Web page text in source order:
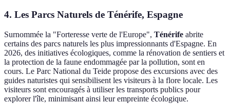
4. Les Parcs Naturels de Ténérife, Espagne
Surnommée la "Forteresse verte de l'Europe", Ténérife abrite
certains des parcs naturels les plus impressionnants d'Espagne. En
2026, des initiatives écologiques, comme la rénovation de sentiers et
la protection de la faune endommagée par la pollution, sont en
cours. Le Parc National du Teide propose des excursions avec des
guides naturistes qui sensibilisent les visiteurs à la flore locale. Les
visiteurs sont encouragés à utiliser les transports publics pour
explorer l'île, minimisant ainsi leur empreinte écologique.